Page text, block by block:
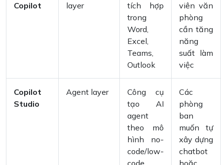
Copilot
layer
tích hợp
trong
Word,
Excel,
Teams,
Outlook
viên văn
phòng
cần tăng
năng
suất làm
việc
Copilot
Studio
Agent layer
Công cụ
tạo AI
agent
theo mô
hình no-
code/low-
Các
phòng
ban
muốn tự
xây dựng
chatbot